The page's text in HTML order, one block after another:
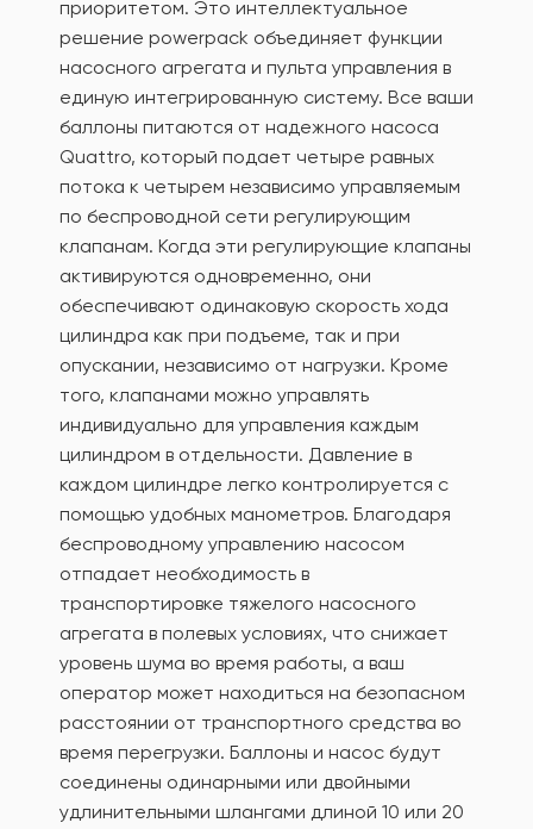
приоритетом. Это интеллектуальное
решение powerpack объединяет функции
насосного агрегата и пульта управления в
единую интегрированную систему. Все ваши
баллоны питаются от надежного насоса
Quattro, который подает четыре равных
потока к четырем независимо управляемым
по беспроводной сети регулирующим
клапанам. Когда эти регулирующие клапаны
активируются одновременно, они
обеспечивают одинаковую скорость хода
цилиндра как при подъеме, так и при
опускании, независимо от нагрузки. Кроме
того, клапанами можно управлять
индивидуально для управления каждым
цилиндром в отдельности. Давление в
каждом цилиндре легко контролируется с
помощью удобных манометров. Благодаря
беспроводному управлению насосом
отпадает необходимость в
транспортировке тяжелого насосного
агрегата в полевых условиях, что снижает
уровень шума во время работы, а ваш
оператор может находиться на безопасном
расстоянии от транспортного средства во
время перегрузки. Баллоны и насос будут
соединены одинарными или двойными
удлинительными шлангами длиной 10 или 20